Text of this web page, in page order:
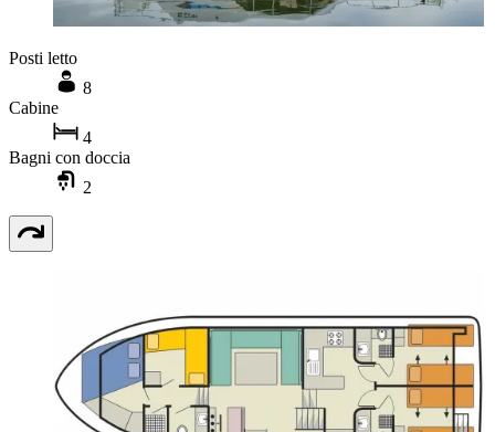
Posti letto
8
Cabine
4
Bagni con doccia
2